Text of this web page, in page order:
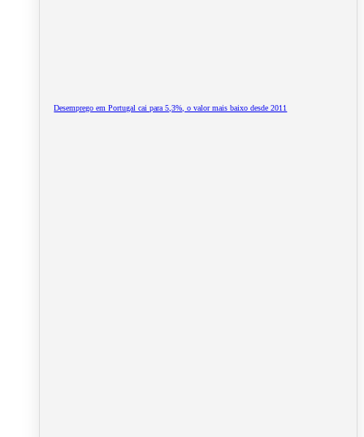
Desemprego em Portugal cai para 5,3%, o valor mais baixo desde 2011